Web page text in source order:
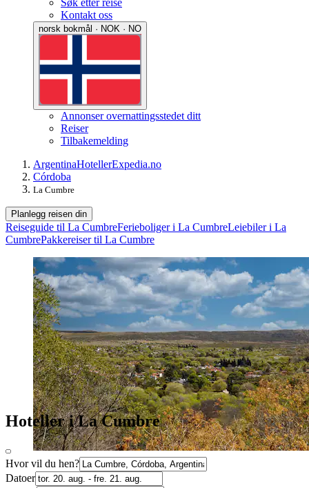
Søk etter reise
Kontakt oss
norsk bokmål · NOK · NO
Annonser overnattingsstedet ditt
Reiser
Tilbakemelding
ArgentinaHotellerExpedia.no
Córdoba
La Cumbre
Planlegg reisen din
Reiseguide til La CumbreFerieboliger i La CumbreLeiebiler i La
CumbrePakkereiser til La Cumbre
Hoteller i La Cumbre
Hvor vil du hen?
Datoer